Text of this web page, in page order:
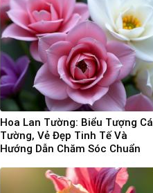
Hoa Lan Tường: Biểu Tượng
Tường, Vẻ Đẹp Tinh Tế Và
Hướng Dẫn Chăm Sóc Chuẩn